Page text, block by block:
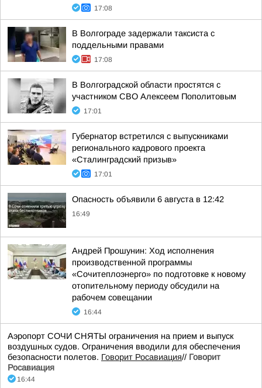
17:08
В Волгограде задержали таксиста с
поддельными правами
17:08
В Волгоградской области простятся с
участником СВО Алексеем Пополитовым
17:01
Губернатор встретился с выпускниками
регионального кадрового проекта
«Сталинградский призыв»
17:01
Опасность объявили 6 августа в 12:42
16:49
Андрей Прошунин: Ход исполнения
производственной программы
«Сочитеплоэнерго» по подготовке к новому
отопительному периоду обсудили на
рабочем совещании
16:44
Аэропорт СОЧИ СНЯТЫ ограничения на прием и выпуск
воздушных судов. Ограничения вводили для обеспечения
безопасности полетов. Говорит Росавиация// Говорит
Росавиация
16:44